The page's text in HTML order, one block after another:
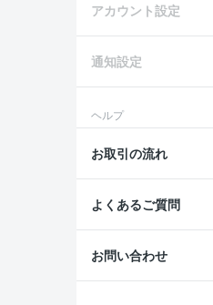
アカウント設定
通知設定
ヘルプ
お取引の流れ
よくあるご質問
お問い合わせ